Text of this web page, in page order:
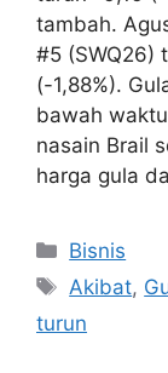
tambah.
#5 (SWQ26)
(-1,88%).
bawah
nasain Brail
harga gula
Kategori
Bisnis
Tag
Akibat,
turun